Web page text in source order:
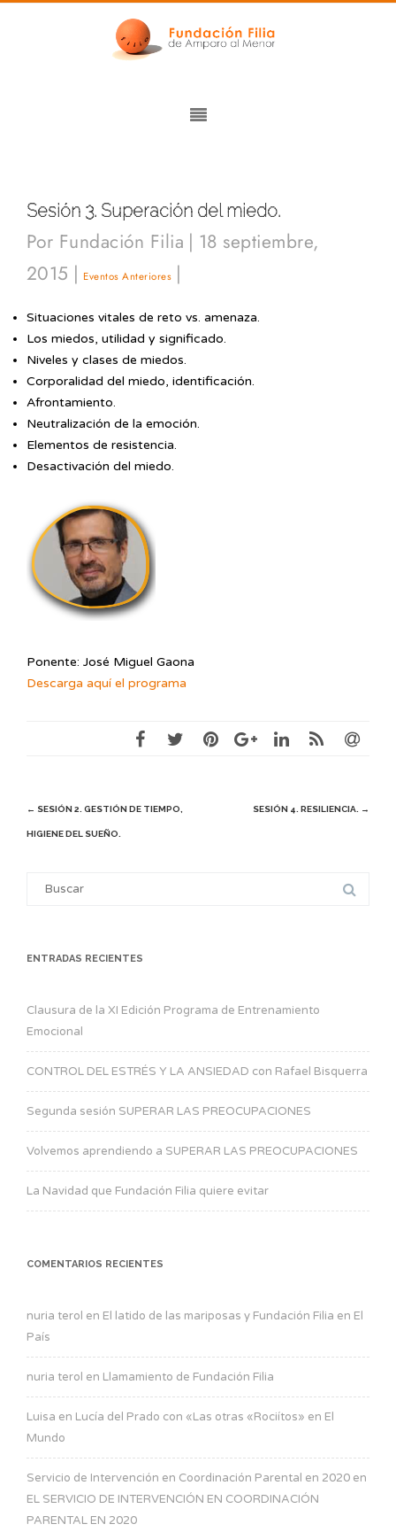
Sesión 3. Superación del miedo.
Por Fundación Filia | 18 septiembre,
2015 | Eventos Anteriores |
Situaciones vitales de reto vs. amenaza.
Los miedos, utilidad y significado.
Niveles y clases de miedos.
Corporalidad del miedo, identificación.
Afrontamiento.
Neutralización de la emoción.
Elementos de resistencia.
Desactivación del miedo.
Ponente: José Miguel Gaona
Descarga aquí el programa
Post
navigation
← SESIÓN 2. GESTIÓN DE TIEMPO,
HIGIENE DEL SUEÑO.
SESIÓN 4. RESILIENCIA. →
Search
ENTRADAS RECIENTES
Clausura de la XI Edición Programa de Entrenamiento
Emocional
CONTROL DEL ESTRÉS Y LA ANSIEDAD con Rafael Bisquerra
Segunda sesión SUPERAR LAS PREOCUPACIONES
Volvemos aprendiendo a SUPERAR LAS PREOCUPACIONES
La Navidad que Fundación Filia quiere evitar
COMENTARIOS RECIENTES
nuria terol en El latido de las mariposas y Fundación Filia en El
País
nuria terol en Llamamiento de Fundación Filia
Luisa en Lucía del Prado con «Las otras «Rociítos» en El
Mundo
Servicio de Intervención en Coordinación Parental en 2020 en
EL SERVICIO DE INTERVENCIÓN EN COORDINACIÓN
PARENTAL EN 2020